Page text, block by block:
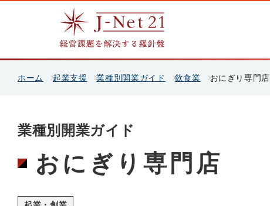
ホーム 起業支援 業種別開業ガイド 飲食業 おにぎり専門店
業種別開業ガイド
おにぎり専門店